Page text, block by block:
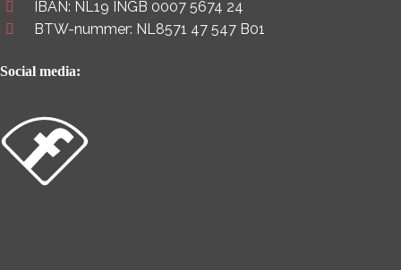
IBAN: NL19 INGB 0007 5674 24
BTW-nummer: NL8571 47 547 B01
Social media: